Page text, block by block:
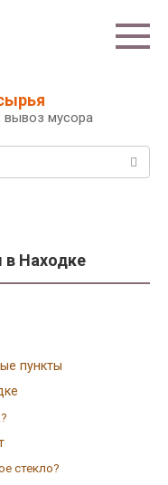
вывоз мусора
в Находке
пункты
стекло?